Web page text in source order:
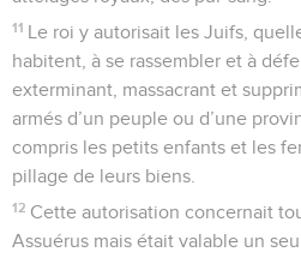
11 Le roi y autorisait les Juifs,
habitent, à se rassembler et à
exterminant, massacrant et
armés d’un peuple ou d’une
compris les petits enfants et les
pillage de leurs biens.
12 Cette autorisation concernait
Assuérus mais était valable un